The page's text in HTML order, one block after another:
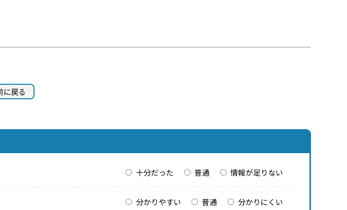
に戻る
十分だった 普通 情報が足りない
分かりやすい 普通 分かりにくい